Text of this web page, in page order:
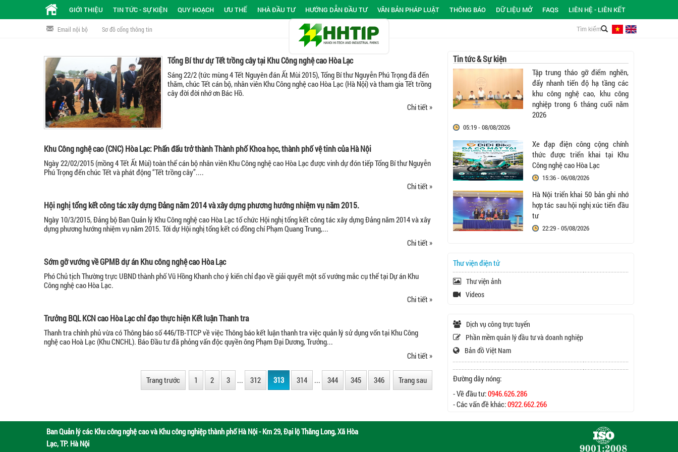
GIỚI THIỆU TIN TỨC - SỰ KIỆN QUY HOẠCH ƯU THẾ NHÀ ĐẦU TƯ HƯỚNG DẪN ĐẦU TƯ VĂN BẢN PHÁP LUẬT THÔNG BÁO DỮ LIỆU MỞ FAQS LIÊN HỆ - LIÊN KẾT
Email nội bộ Sơ đồ cổng thông tin
Tổng Bí thư dự Tết trồng cây tại Khu Công nghệ cao Hòa Lạc
Sáng 22/2 (tức mùng 4 Tết Nguyên đán Ất Mùi 2015), Tổng Bí thư Nguyễn Phú Trọng đã đến
thăm, chúc Tết cán bộ, nhân viên Khu Công nghệ cao Hòa Lạc (Hà Nội) và tham gia Tết trồng
cây đời đời nhớ ơn Bác Hồ.
Chi tiết »
Khu Công nghệ cao (CNC) Hòa Lạc: Phấn đấu trở thành Thành phố Khoa học, thành phố vệ tinh của Hà Nội
Ngày 22/02/2015 (mồng 4 Tết Ất Mùi) toàn thể cán bộ nhân viên Khu Công nghệ cao Hòa Lạc được vinh dự đón tiếp Tổng Bí thư Nguyễn
Phú Trọng đến chúc Tết và phát động “Tết trồng cây”....
Chi tiết »
Hội nghị tổng kết công tác xây dựng Đảng năm 2014 và xây dựng phương hướng nhiệm vụ năm 2015.
Ngày 10/3/2015, Đảng bộ Ban Quản lý Khu Công nghệ cao Hòa Lạc tổ chức Hội nghị tổng kết công tác xây dựng Đảng năm 2014 và xây
dựng phương hướng nhiệm vụ năm 2015. Tới dự Hội nghị tổng kết có đồng chí Phạm Quang Trung,...
Chi tiết »
Sớm gỡ vướng về GPMB dự án Khu công nghệ cao Hòa Lạc
Phó Chủ tịch Thường trực UBND thành phố Vũ Hồng Khanh cho ý kiến chỉ đạo về giải quyết một số vướng mắc cụ thể tại Dự án Khu
Công nghệ cao Hòa Lạc.
Chi tiết »
Trưởng BQL KCN cao Hòa Lạc chỉ đạo thực hiện Kết luận Thanh tra
Thanh tra chính phủ vừa có Thông báo số 446/TB-TTCP về việc Thông báo kết luận thanh tra việc quản lý sử dụng vốn tại Khu Công
nghệ cao Hoà Lạc (Khu CNCHL). Báo Đầu tư đã phỏng vấn độc quyền ông Phạm Đại Dương, Trưởng...
Chi tiết »
Trang trước 1 2 3 ... 312 313 314 ... 344 345 346 Trang sau
Tin tức & Sự kiện
Tập trung tháo gỡ điểm nghẽn,
đẩy nhanh tiến độ hạ tầng các
khu công nghệ cao, khu công
nghiệp trong 6 tháng cuối năm
2026
05:19 - 08/08/2026
Xe đạp điện công cộng chính
thức được triển khai tại Khu
Công nghệ cao Hòa Lạc
15:36 - 06/08/2026
Hà Nội triển khai 50 bản ghi nhớ
hợp tác sau hội nghị xúc tiến đầu
tư
22:29 - 05/08/2026
Thư viện điện tử
Thư viện ảnh
Videos
Dịch vụ công trực tuyến
Phần mềm quản lý đầu tư và doanh nghiệp
Bản đồ Việt Nam
Đường dây nóng:
- Về đầu tư:0946.626.286
- Các vấn đề khác:0922.662.266
Ban Quản lý các Khu công nghệ cao và Khu công nghiệp thành phố Hà Nội - Km 29, Đại lộ Thăng Long, Xã Hòa
Lạc, TP. Hà Nội